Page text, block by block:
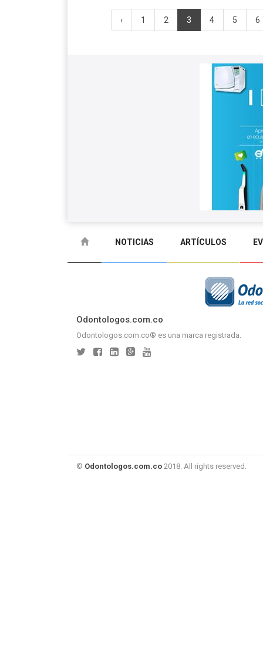
‹ 1 2 3 4 5 6
NOTICIAS ARTÍCULOS
Odontologos.com.co
Odontologos.com.co® es una marca registrada.
© Odontologos.com.co 2018. All rights reserved.